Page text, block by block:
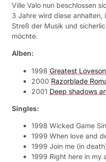
Ville Valo nun beschlossen
3 Jahre wird diese anhalten,
Streß der Musik und
möchte.
Alben:
1998 Greatest
2000 Razorblade
2001 Deep shadows
Singles:
1998 Wicked Game
1999 When love and
1999 Join me (in
1999 Right here in my